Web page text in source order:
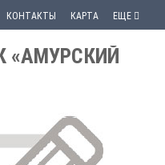
КОНТАКТЫ КАРТА ЕЩЕ
«АМУРСКИЙ